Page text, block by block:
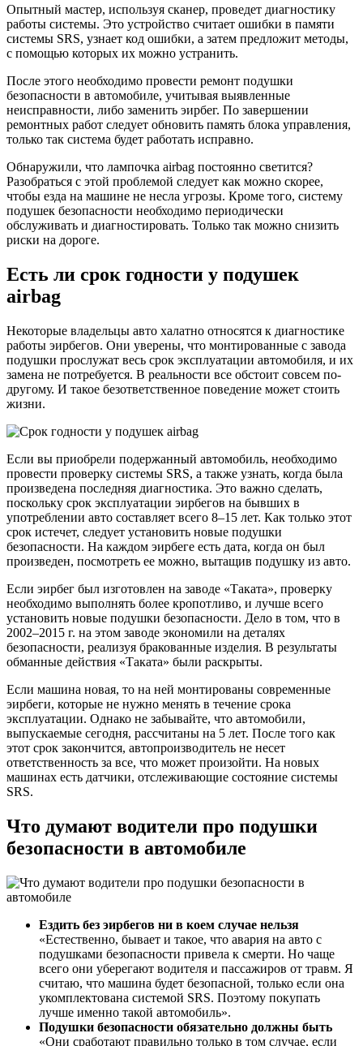
Опытный мастер, используя сканер, проведет диагностику
работы системы. Это устройство считает ошибки в памяти
системы SRS, узнает код ошибки, а затем предложит методы,
с помощью которых их можно устранить.
После этого необходимо провести ремонт подушки
безопасности в автомобиле, учитывая выявленные
неисправности, либо заменить эирбег. По завершении
ремонтных работ следует обновить память блока управления,
только так система будет работать исправно.
Обнаружили, что лампочка airbag постоянно светится?
Разобраться с этой проблемой следует как можно скорее,
чтобы езда на машине не несла угрозы. Кроме того, систему
подушек безопасности необходимо периодически
обслуживать и диагностировать. Только так можно снизить
риски на дороге.
Есть ли срок годности у подушек
airbag
Некоторые владельцы авто халатно относятся к диагностике
работы эирбегов. Они уверены, что монтированные с завода
подушки прослужат весь срок эксплуатации автомобиля, и их
замена не потребуется. В реальности все обстоит совсем по-
другому. И такое безответственное поведение может стоить
жизни.
Если вы приобрели подержанный автомобиль, необходимо
провести проверку системы SRS, а также узнать, когда была
произведена последняя диагностика. Это важно сделать,
поскольку срок эксплуатации эирбегов на бывших в
употреблении авто составляет всего 8–15 лет. Как только этот
срок истечет, следует установить новые подушки
безопасности. На каждом эирбеге есть дата, когда он был
произведен, посмотреть ее можно, вытащив подушку из авто.
Если эирбег был изготовлен на заводе «Таката», проверку
необходимо выполнять более кропотливо, и лучше всего
установить новые подушки безопасности. Дело в том, что в
2002–2015 г. на этом заводе экономили на деталях
безопасности, реализуя бракованные изделия. В результаты
обманные действия «Таката» были раскрыты.
Если машина новая, то на ней монтированы современные
эирбеги, которые не нужно менять в течение срока
эксплуатации. Однако не забывайте, что автомобили,
выпускаемые сегодня, рассчитаны на 5 лет. После того как
этот срок закончится, автопроизводитель не несет
ответственность за все, что может произойти. На новых
машинах есть датчики, отслеживающие состояние системы
SRS.
Что думают водители про подушки
безопасности в автомобиле
Ездить без эирбегов ни в коем случае нельзя
«Естественно, бывает и такое, что авария на авто с
подушками безопасности привела к смерти. Но чаще
всего они уберегают водителя и пассажиров от травм. Я
считаю, что машина будет безопасной, только если она
укомплектована системой SRS. Поэтому покупать
лучше именно такой автомобиль».
Подушки безопасности обязательно должны быть
«Они сработают правильно только в том случае, если